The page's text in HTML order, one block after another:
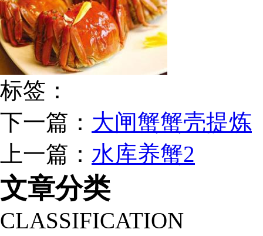
标签：
下一篇： 大闸蟹蟹壳提炼
上一篇： 水库养蟹2
文章分类
CLASSIFICATION